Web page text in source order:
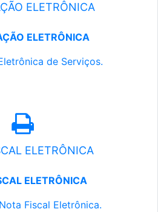
ELETRÔNICA
ELETRÔNICA
de Serviços.
ELETRÔNICA
ELETRÔNICA
Fiscal Eletrônica.